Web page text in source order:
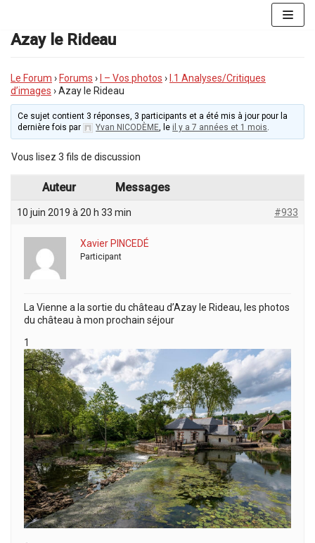
au
contenu
Azay le Rideau
Le Forum › Forums › I – Vos photos ›
I.1 Analyses/Critiques
d’images ›Azay le Rideau
Ce sujet contient 3 réponses, 3 participants et a été mis à jour pour la
dernière fois par
Yvan NICODÈME, le il y a 7 années et 1 mois.
Vous lisez 3 fils de discussion
Auteur Messages
10 juin 2019 à 20 h 33 min #933
Xavier PINCEDÉ
Participant
La Vienne a la sortie du château d’Azay le Rideau, les photos
du château à mon prochain séjour
1